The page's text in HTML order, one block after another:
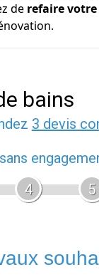
de refaire
bains
3 devis
4 5